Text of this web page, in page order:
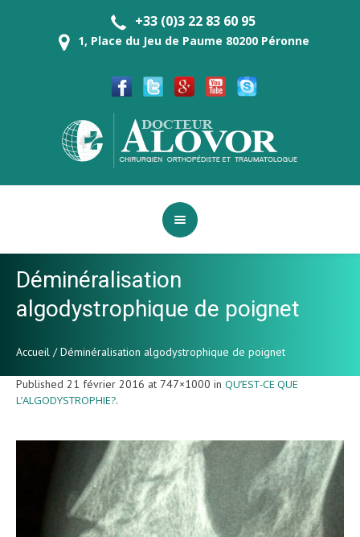
+33 (0)3 22 83 60 95
1, Place du Jeu de Paume 80200 Péronne
Déminéralisation
algodystrophique de poignet
Accueil /Déminéralisation algodystrophique de poignet
Published 21 février 2016 at 747×1000 in QU’EST-CE QUE
L’ALGODYSTROPHIE?.